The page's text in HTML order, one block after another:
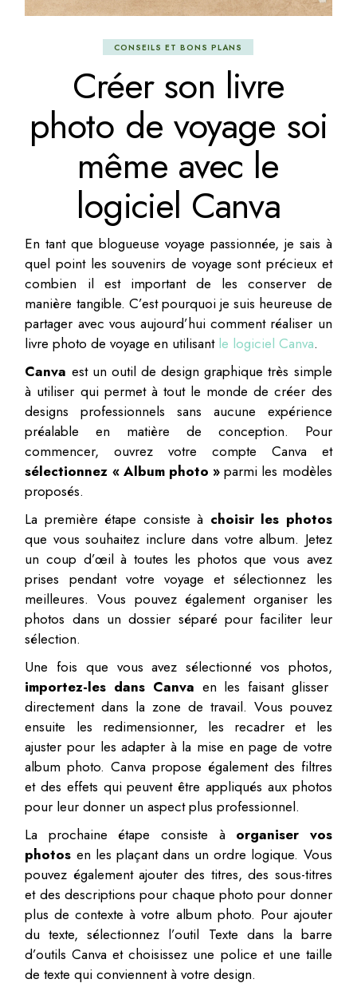
CONSEILS ET BONS PLANS
Créer son livre
photo de voyage soi
même avec le
logiciel Canva
En tant que blogueuse voyage passionnée, je sais à
quel point les souvenirs de voyage sont précieux et
combien il est important de les conserver de
manière tangible. C’est pourquoi je suis heureuse de
partager avec vous aujourd’hui comment réaliser un
livre photo de voyage en utilisant le logiciel Canva.
Canva est un outil de design graphique très simple
à utiliser qui permet à tout le monde de créer des
designs professionnels sans aucune expérience
préalable en matière de conception. Pour
commencer, ouvrez votre compte Canva et
sélectionnez « Album photo » parmi les modèles
proposés.
La première étape consiste à choisir les photos
que vous souhaitez inclure dans votre album. Jetez
un coup d’œil à toutes les photos que vous avez
prises pendant votre voyage et sélectionnez les
meilleures. Vous pouvez également organiser les
photos dans un dossier séparé pour faciliter leur
sélection.
Une fois que vous avez sélectionné vos photos,
importez-les dans Canva en les faisant glisser
directement dans la zone de travail. Vous pouvez
ensuite les redimensionner, les recadrer et les
ajuster pour les adapter à la mise en page de votre
album photo. Canva propose également des filtres
et des effets qui peuvent être appliqués aux photos
pour leur donner un aspect plus professionnel.
La prochaine étape consiste à organiser vos
photos en les plaçant dans un ordre logique. Vous
pouvez également ajouter des titres, des sous-titres
et des descriptions pour chaque photo pour donner
plus de contexte à votre album photo. Pour ajouter
du texte, sélectionnez l’outil Texte dans la barre
d’outils Canva et choisissez une police et une taille
de texte qui conviennent à votre design.